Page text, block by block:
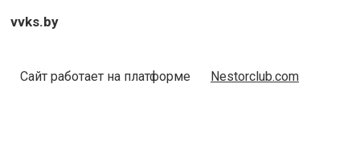
vvks.by
Сайт работает на платформе Nestorclub.com